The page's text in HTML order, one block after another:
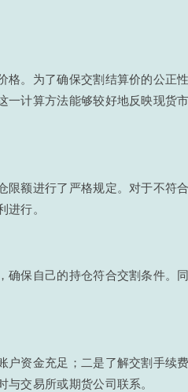
。为了确保交割结算价的公正
计算方法能够较好地反映现货
额进行了严格规定。对于不符
行。
保自己的持仓符合交割条件。
资金充足；二是了解交割手续
交易所或期货公司联系。